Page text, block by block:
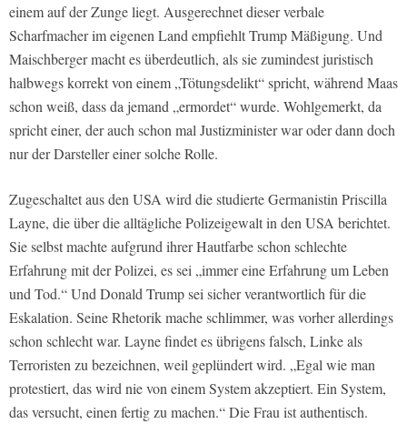
einem auf der Zunge liegt. Ausgerechnet dieser verbale
Scharfmacher im eigenen Land empfiehlt Trump Mäßigung. Und
Maischberger macht es überdeutlich, als sie zumindest juristisch
halbwegs korrekt von einem „Tötungsdelikt“ spricht, während Maas
schon weiß, dass da jemand „ermordet“ wurde. Wohlgemerkt, da
spricht einer, der auch schon mal Justizminister war oder dann doch
nur der Darsteller einer solche Rolle.
Zugeschaltet aus den USA wird die studierte Germanistin Priscilla
Layne, die über die alltägliche Polizeigewalt in den USA berichtet.
Sie selbst machte aufgrund ihrer Hautfarbe schon schlechte
Erfahrung mit der Polizei, es sei „immer eine Erfahrung um Leben
und Tod.“ Und Donald Trump sei sicher verantwortlich für die
Eskalation. Seine Rhetorik mache schlimmer, was vorher allerdings
schon schlecht war. Layne findet es übrigens falsch, Linke als
Terroristen zu bezeichnen, weil geplündert wird. „Egal wie man
protestiert, das wird nie von einem System akzeptiert. Ein System,
das versucht, einen fertig zu machen.“ Die Frau ist authentisch.